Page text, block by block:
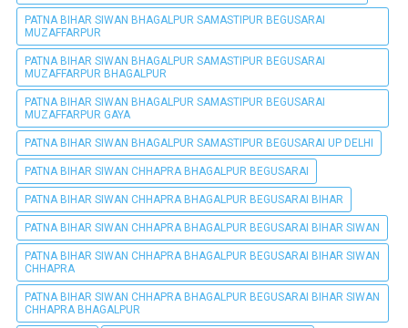
PATNA BIHAR SIWAN BHAGALPUR SAMASTIPUR BEGUSARAI
MUZAFFARPUR
PATNA BIHAR SIWAN BHAGALPUR SAMASTIPUR BEGUSARAI
MUZAFFARPUR BHAGALPUR
PATNA BIHAR SIWAN BHAGALPUR SAMASTIPUR BEGUSARAI
MUZAFFARPUR GAYA
PATNA BIHAR SIWAN BHAGALPUR SAMASTIPUR BEGUSARAI UP DELHI
PATNA BIHAR SIWAN CHHAPRA BHAGALPUR BEGUSARAI
PATNA BIHAR SIWAN CHHAPRA BHAGALPUR BEGUSARAI BIHAR
PATNA BIHAR SIWAN CHHAPRA BHAGALPUR BEGUSARAI BIHAR SIWAN
PATNA BIHAR SIWAN CHHAPRA BHAGALPUR BEGUSARAI BIHAR SIWAN
CHHAPRA
PATNA BIHAR SIWAN CHHAPRA BHAGALPUR BEGUSARAI BIHAR SIWAN
CHHAPRA BHAGALPUR